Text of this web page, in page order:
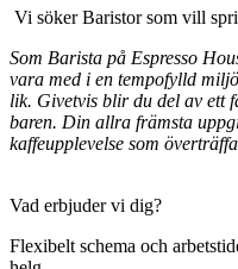
Vi söker Baristor som vill
Som Barista på Espresso
vara med i en tempofylld
lik. Givetvis blir du del av ett
baren. Din allra främsta
kaffeupplevelse som
Vad erbjuder vi dig?
Flexibelt schema och